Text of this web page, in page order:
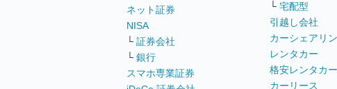
ネット証券
NISA
└ 証券会社
└ 銀行
スマホ専業証券
└ 宅配型
引越し会社
カーシェアリ
レンタカー
格安レンタカー
カーリース